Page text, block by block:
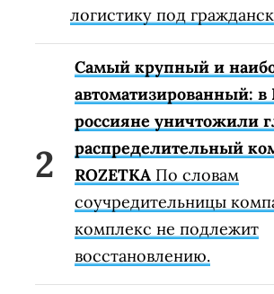
логистику под
Самый крупный и
автоматизированный: в
россияне уничтожили
распределительный
ROZETKA По словам
соучредительницы
комплекс не подлежит
восстановлению.